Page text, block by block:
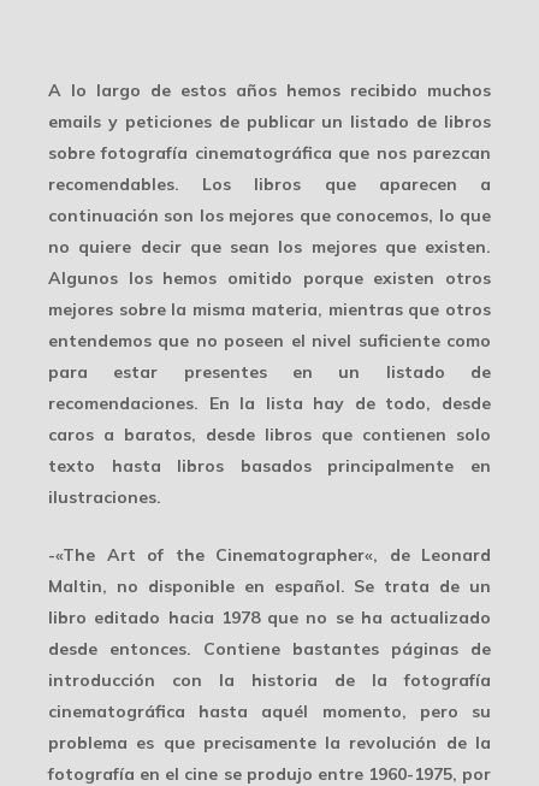
A lo largo de estos años hemos recibido muchos
emails y peticiones de publicar un listado de libros
sobre fotografía cinematográfica que nos parezcan
recomendables. Los libros que aparecen a
continuación son los mejores que conocemos, lo que
no quiere decir que sean los mejores que existen.
Algunos los hemos omitido porque existen otros
mejores sobre la misma materia, mientras que otros
entendemos que no poseen el nivel suficiente como
para estar presentes en un listado de
recomendaciones. En la lista hay de todo, desde
caros a baratos, desde libros que contienen solo
texto hasta libros basados principalmente en
ilustraciones.
-«The Art of the Cinematographer«, de Leonard
Maltin, no disponible en español. Se trata de un
libro editado hacia 1978 que no se ha actualizado
desde entonces. Contiene bastantes páginas de
introducción con la historia de la fotografía
cinematográfica hasta aquél momento, pero su
problema es que precisamente la revolución de la
fotografía en el cine se produjo entre 1960-1975, por